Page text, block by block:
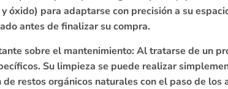
óxido) para adaptarse con precisión a su
antes de finalizar su compra.
sobre el mantenimiento: Al tratarse de un
Su limpieza se puede realizar
de restos orgánicos naturales con el paso de los